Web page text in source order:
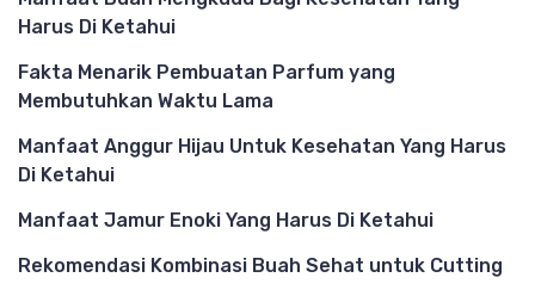
Harus Di Ketahui
Fakta Menarik Pembuatan Parfum yang
Membutuhkan Waktu Lama
Manfaat Anggur Hijau Untuk Kesehatan Yang Harus
Di Ketahui
Manfaat Jamur Enoki Yang Harus Di Ketahui
Rekomendasi Kombinasi Buah Sehat untuk Cutting